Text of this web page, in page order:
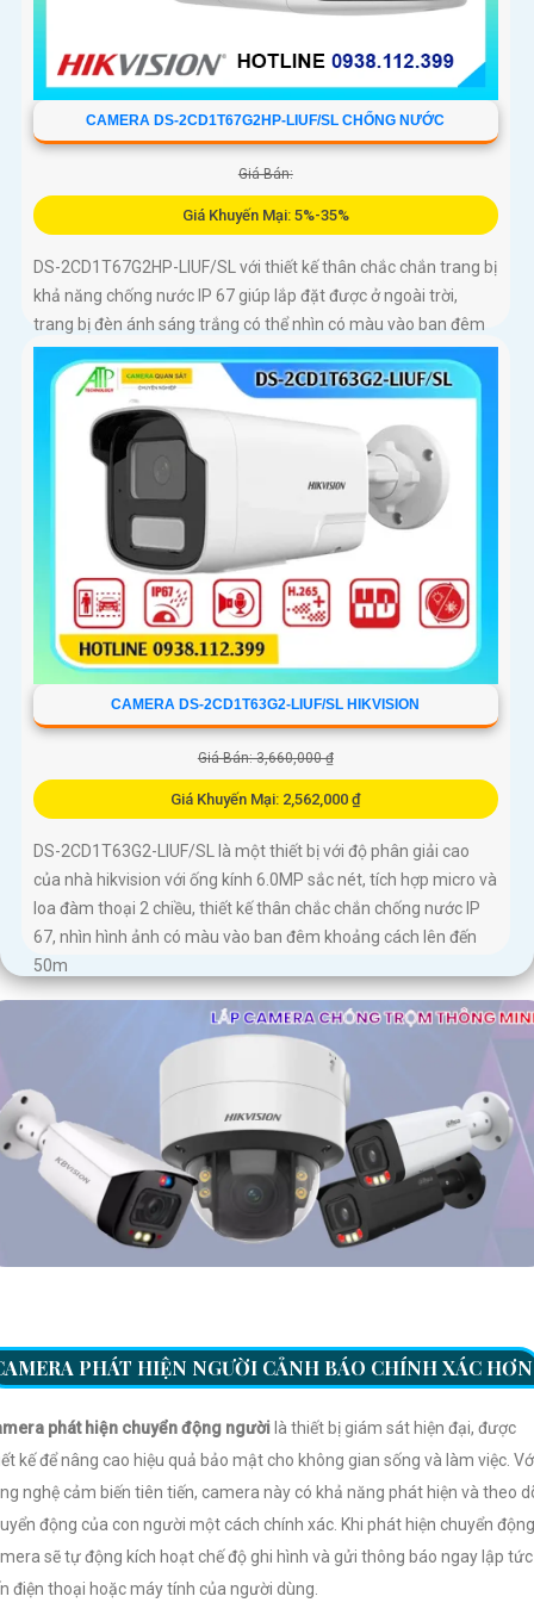
CAMERA DS-2CD1T67G2HP-LIUF/SL CHỐNG NƯỚC
Giá Bán:
Giá Khuyến Mại: 5%-35%
DS-2CD1T67G2HP-LIUF/SL với thiết kế thân chắc chắn trang bị
khả năng chống nước IP 67 giúp lắp đặt được ở ngoài trời,
trang bị đèn ánh sáng trắng có thể nhìn có màu vào ban đêm
với khoảng cách 30m, trang bị micro và loa giúp đàm thoại 2
chiều ấn tượng
CAMERA DS-2CD1T63G2-LIUF/SL HIKVISION
Giá Bán: 3,660,000 ₫
Giá Khuyến Mại: 2,562,000 ₫
DS-2CD1T63G2-LIUF/SL là một thiết bị với độ phân giải cao
của nhà hikvision với ống kính 6.0MP sắc nét, tích hợp micro và
loa đàm thoại 2 chiều, thiết kế thân chắc chắn chống nước IP
67, nhìn hình ảnh có màu vào ban đêm khoảng cách lên đến
50m
PHÁT HIỆN NGƯỜI CẢNH BÁO CHÍNH XÁC HƠN
phát hiện chuyển động người là thiết bị giám sát hiện đại, được
kế để nâng cao hiệu quả bảo mật cho không gian sống và làm việc.
nghệ cảm biến tiên tiến, camera này có khả năng phát hiện và theo
động của con người một cách chính xác. Khi phát hiện chuyển
sẽ tự động kích hoạt chế độ ghi hình và gửi thông báo ngay lập tức
điện thoại hoặc máy tính của người dùng.